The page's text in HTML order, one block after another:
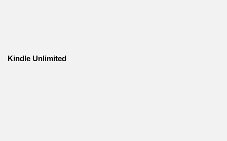
Kindle Unlimited